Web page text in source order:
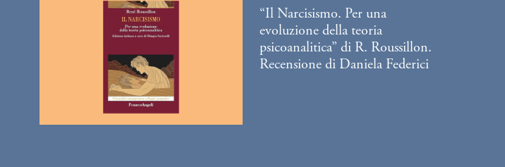
“Il Narcisismo. Per una
evoluzione della teoria
psicoanalitica” di R. Roussillon.
Recensione di Daniela Federici